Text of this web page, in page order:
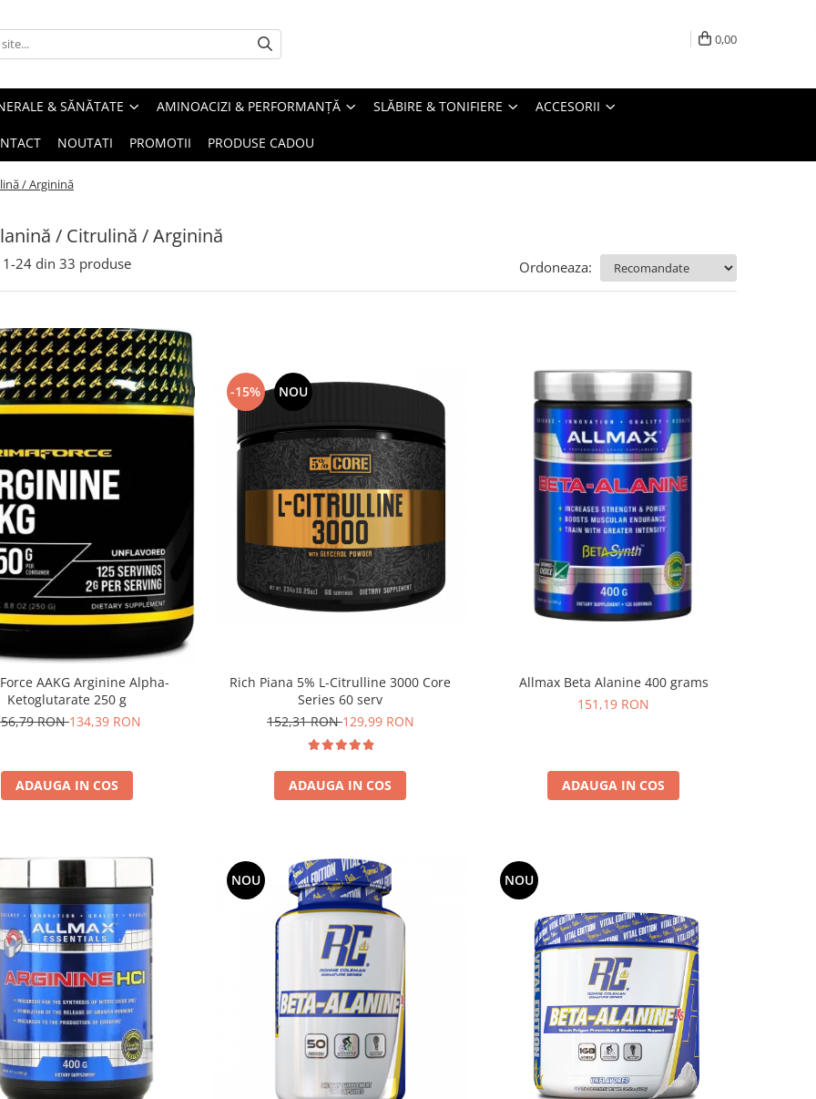
0,00
& SĂNĂTATE AMINOACIZI & PERFORMANȚĂ SLĂBIRE & TONIFIERE ACCESORII
NOUTATI PROMOTII PRODUSE CADOU
/ Arginină
/ Citrulină / Arginină
1-24 din 33 produse Ordoneaza:
AAKG Arginine Alpha-
Ketoglutarate 250 g
RON134,39 RON
ADAUGA IN COS
-15% NOU
Rich Piana 5% L-Citrulline 3000 Core
Series 60 serv
152,31 RON129,99 RON
ADAUGA IN COS
Allmax Beta Alanine 400 grams
151,19 RON
ADAUGA IN COS
NOU NOU